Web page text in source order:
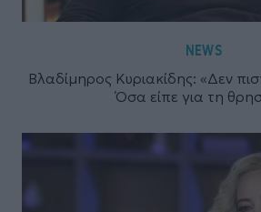
NEWS
Βλαδίμηρος Κυριακίδης: «Δεν
Όσα είπε για τη